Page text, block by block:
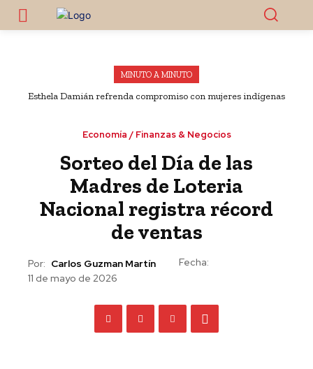
MINUTO A MINUTO
Esthela Damián refrenda compromiso con mujeres indígenas
Economía / Finanzas & Negocios
Sorteo del Día de las
Madres de Loteria
Nacional registra récord
de ventas
Por: Carlos Guzman Martín
Fecha:
11 de mayo de 2026